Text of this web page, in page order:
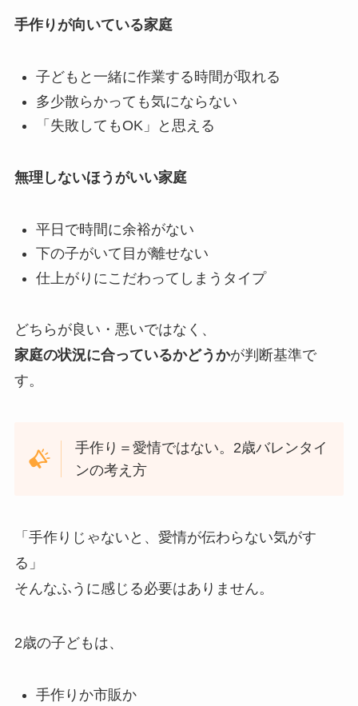
手作りが向いている家庭
子どもと一緒に作業する時間が取れる
多少散らかっても気にならない
「失敗してもOK」と思える
無理しないほうがいい家庭
平日で時間に余裕がない
下の子がいて目が離せない
仕上がりにこだわってしまうタイプ
どちらが良い・悪いではなく、
家庭の状況に合っているかどうかが判断基準で
す。
手作り＝愛情ではない。2歳バレンタイ
ンの考え方
「手作りじゃないと、愛情が伝わらない気がす
る」
そんなふうに感じる必要はありません。
2歳の子どもは、
手作りか市販か